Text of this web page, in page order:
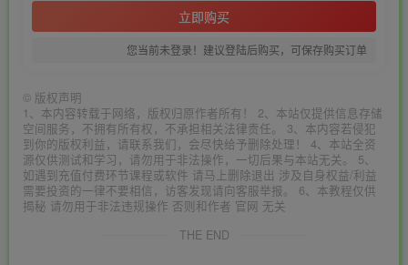
立即购买
您当前未登录！建议登陆后购买，可保存购买订单
© 版权声明
1、本内容转载于网络，版权归原作者所有！ 2、本站仅提供信息存储
空间服务，不拥有所有权，不承担相关法律责任。 3、本内容若侵犯
到你的版权利益，请联系我们，会尽快给予删除处理！ 4、本站全资
源仅供测试和学习，请勿用于非法操作，一切后果与本站无关。 5、
如遇到充值付费环节课程或软件 请马上删除退出 涉及自身权益/利益
需要投资的一律不要相信，访客发现请向客服举报。 6、本教程仅供
揭秘 请勿用于非法违规操作 否则和作者 官网 无关
THE END